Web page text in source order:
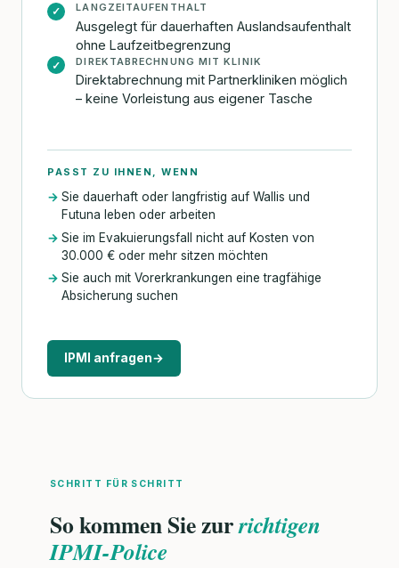
✓ LANGZEITAUFENTHALT
Ausgelegt für dauerhaften Auslandsaufenthalt
ohne Laufzeitbegrenzung
✓ DIREKTABRECHNUNG MIT KLINIK
Direktabrechnung mit Partnerkliniken möglich
– keine Vorleistung aus eigener Tasche
PASST ZU IHNEN, WENN
Sie dauerhaft oder langfristig auf Wallis und
Futuna leben oder arbeiten
Sie im Evakuierungsfall nicht auf Kosten von
30.000 € oder mehr sitzen möchten
Sie auch mit Vorerkrankungen eine tragfähige
Absicherung suchen
IPMI anfragen→
SCHRITT FÜR SCHRITT
So kommen Sie zurrichtigen
IPMI-Police